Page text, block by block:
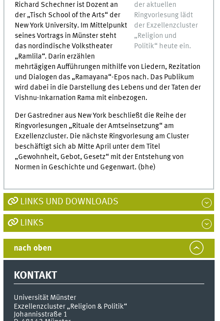
der aktuellen
Ringvorlesung lädt
der Exzellenzcluster
„Religion und
Politik“ heute ein.
Richard Schechner ist Dozent an
der „Tisch School of the Arts“ der
New York University. Im Mittelpunkt
seines Vortrags in Münster steht
das nordindische Volkstheater
„Ramlila“. Darin erzählen
mehrtägigen Aufführungen mithilfe von Liedern, Rezitation
und Dialogen das „Ramayana“-Epos nach. Das Publikum
wird dabei in die Darstellung des Lebens und der Taten der
Vishnu-Inkarnation Rama mit einbezogen.
Der Gastredner aus New York beschließt die Reihe der
Ringvorlesungen „Rituale der Amtseinsetzung“ am
Exzellenzcluster. Die nächste Ringvorlesung am Cluster
beschäftigt sich ab Mitte April unter dem Titel
„Gewohnheit, Gebot, Gesetz“ mit der Entstehung von
Normen in Geschichte und Gegenwart. (bhe)
LINKS UND DOWNLOADS
LINKS
nach oben
KONTAKT
Universität Münster
Exzellenzcluster „Religion & Politik“
Johannisstraße 1